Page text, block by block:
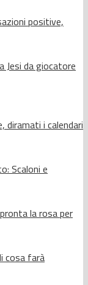
positive,
Jesi da giocatore
diramati i calendari
Scaloni e
la rosa per
cosa farà